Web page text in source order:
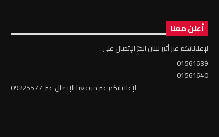
أعلن معنا
لإعلاناتكم عبر أثير لبنان الحرّ الإتصال على :
01561639
01561640
لإعلاناتكم عبر موقعنا الإتصال عبر: 09225577